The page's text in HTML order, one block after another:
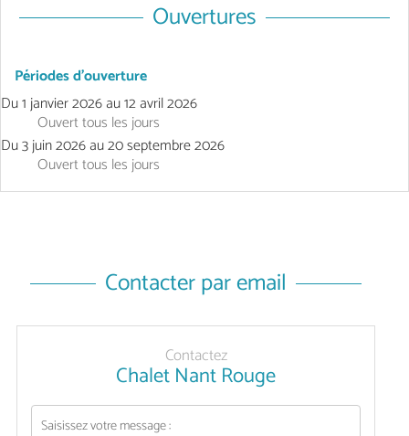
Ouvertures
Périodes d'ouverture
Du1 janvier 2026au12 avril 2026
Ouverttous les jours
Du3 juin 2026au20 septembre 2026
Ouverttous les jours
Contacter par email
Contactez
Chalet Nant Rouge